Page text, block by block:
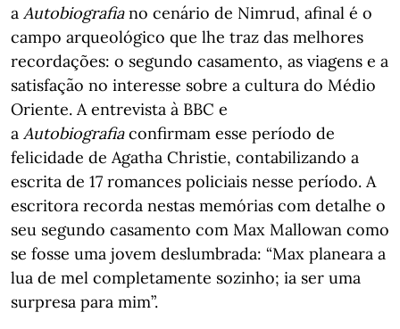
a Autobiografiano cenário de Nimrud, afinal é o
campo arqueológico que lhe traz das melhores
recordações: o segundo casamento, as viagens e a
satisfação no interesse sobre a cultura do Médio
Oriente. A entrevista à BBC e
a Autobiografiaconfirmam esse período de
felicidade de Agatha Christie, contabilizando a
escrita de 17 romances policiais nesse período. A
escritora recorda nestas memórias com detalhe o
seu segundo casamento com Max Mallowan como
se fosse uma jovem deslumbrada: “Max planeara a
lua de mel completamente sozinho; ia ser uma
surpresa para mim”.